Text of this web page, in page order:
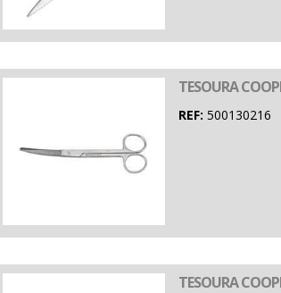
TESOURA
REF: 500130216
TESOURA